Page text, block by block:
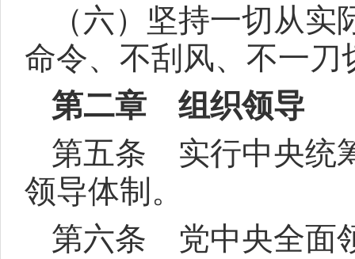
（六）坚持一切从
命令、不刮风、不一刀
第二章 组织领导
第五条 实行中央统
领导体制。
第六条 党中央全面